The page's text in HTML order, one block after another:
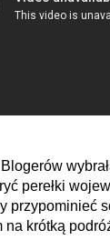
perełki
przypominieć
na krótką